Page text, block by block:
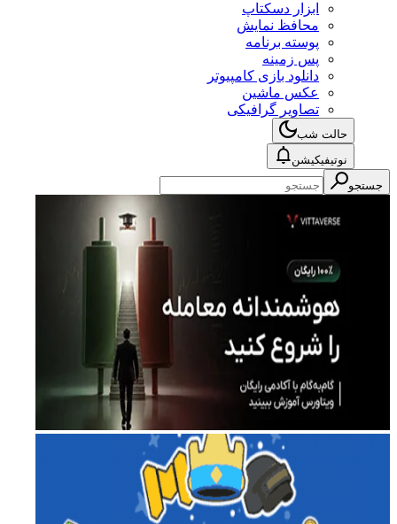
ابزار دسکتاپ
محافظ نمایش
پوسته برنامه
پس زمینه
دانلود بازی کامپیوتر
عکس ماشین
تصاویر گرافیکی
حالت شب
نوتیفیکیشن
جستجو